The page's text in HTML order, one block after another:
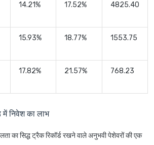
14.21% 17.52% 4825.40
15.93% 18.77% 1553.75
17.82% 21.57% 768.23
निवेश का लाभ
का सिद्ध ट्रैक रिकॉर्ड रखने वाले अनुभवी पेशेवरों की एक